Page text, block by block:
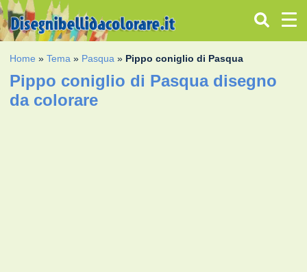
Home »Tema » Pasqua » Pippo coniglio di Pasqua
Pippo coniglio di Pasqua disegno
da colorare